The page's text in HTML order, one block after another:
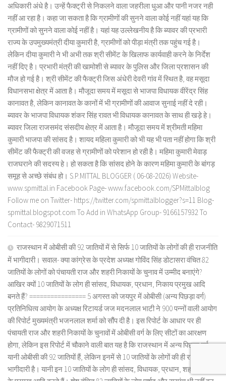
अधिकारी अंधे है। उन्हें फैक्ट्री से निकलने वाला जहरीला धुआ और पानी नजर नही
नहीं आ रहा है। कहा जा सकता है कि ग्रामीणों की सुनने वाला कोई नहीं यहां यह कि
ग्रामीणों को सुनने वाला कोई नहीं है। यहां यह उल्लेखनीय है कि ब्यावर की प्रभारी
राज्य के उपमुख्यमंत्री दीया कुमारी है, ग्रामीणों को पीड़ा मंत्री तक पहुंच गई है।
लेकिन दीया कुमारी ने भी अभी तक श्री सीमेंट के खिलाफ कार्यवाही करने के निर्देश
नहीं दिए है। प्रभारी मंत्री की खामोशी से ब्यावर के पुलिस और जिला प्रशासन की
मौज हो गई है। श्री सीमेंट की फैक्ट्री जिस अंधेरी देवरी गांव में स्थित है, वह मसूदा
विधानसभा क्षेत्र में आता है। मौजूदा समय में मसूदा से भाजपा विधायक वीरेंद्र सिंह
कानावत है, लेकिन कानावत के कानों में भी ग्रामीणों की आवाज सुनाई नहीं दे रही।
ब्यावर के भाजपा विधायक शंकर सिंह रावत भी विधायक कानावत के साथ ही खड़े हे।
ब्यावर जिला राजसमंद संसदीय क्षेत्र में आता है। मौजूदा समय में श्रीमती महिमा
कुमारी भाजपा की सांसद है। शायद महिला कुमारी को भी यह भी पता नहीं होगा कि श्री
सीमेंट की फैक्ट्री की वजह से ग्रामीणों को परेशान हो रही है। महिमा कुमारी मेवाड़
राजघराने की सदस्य हे। हो सकता है कि सांसद होने के कारण महिमा कुमारी के बांगड़
समूह से अच्छे संबंध हो। S.P.MITTAL BLOGGER ( 06-08-2026) Website-
www.spmittal.in Facebook Page- www.facebook.com/SPMittalblog
Follow me on Twitter- https://twitter.com/spmittalblogger?s=11 Blog-
spmittal.blogspot.com To Add in WhatsApp Group- 9166157932 To
Contact- 9829071511
राजस्थान में ओबीसी की 92 जातियों में से सिर्फ 10 जातियों के लोगों की ही राजनीति
में भागीदारी। सवाल- क्या कांग्रेस के प्रदेश अध्यक्ष गोविंद सिंह डोटासरा वंचित 82
जातियों के लोगों को पंचायती राज और शहरी निकायों के चुनाव में उम्मीद बनाएंगे?
आखिर क्यों 10 जातियों के लोग ही सांसद, विधायक, प्रधान, निकाय प्रमुख आदि
बनते हैं? ================ 5 अगस्त को जयपुर में ओबीसी (अन्य पिछड़ा वर्ग)
प्रतिनिधित्व आयोग के अध्यक्ष रिटायर्ड जज मदनलाल भाटी ने 900 पन्नों वाली आयोग
की रिपोर्ट मुख्यमंत्री भजनलाल शर्मा को सौंप दी है। इस रिपोर्ट के आधार पर ही
पंचायती राज और शहरी निकायों के चुनावों में ओबीसी वर्ग के लिए सीटों का आरक्षण
होगा, लेकिन इस रिपोर्ट में चौकाने वाली बात यह है कि राजस्थान में अन्य पिछड़ा वर्ग
यानी ओबीसी की 92 जातियों हैं, लेकिन इनमें से 10 जातियों के लोगों की ही राजनीति में
भागीदारी है। यानी इन 10 जातियों के लोग ही सांसद, विधायक, प्रधान, शहरी निकायों